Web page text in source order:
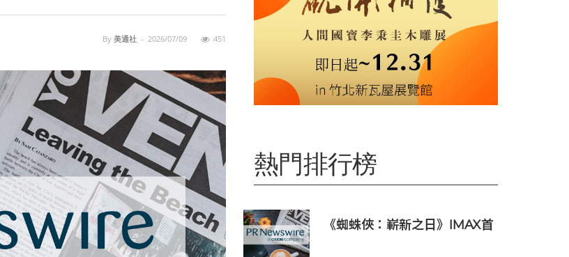
By 美通社 - 2026/07/09 451
熱門排行榜
《蜘蛛俠：嶄新之日》IMAX首